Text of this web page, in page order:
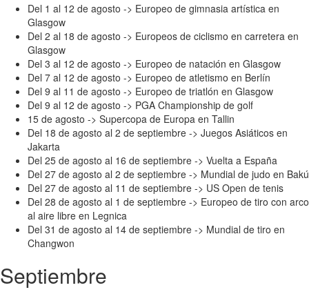
Del 1 al 12 de agosto -> Europeo de gimnasia artística en
Glasgow
Del 2 al 18 de agosto -> Europeos de ciclismo en carretera en
Glasgow
Del 3 al 12 de agosto -> Europeo de natación en Glasgow
Del 7 al 12 de agosto -> Europeo de atletismo en Berlín
Del 9 al 11 de agosto -> Europeo de triatlón en Glasgow
Del 9 al 12 de agosto -> PGA Championship de golf
15 de agosto -> Supercopa de Europa en Tallin
Del 18 de agosto al 2 de septiembre -> Juegos Asiáticos en
Jakarta
Del 25 de agosto al 16 de septiembre -> Vuelta a España
Del 27 de agosto al 2 de septiembre -> Mundial de judo en Bakú
Del 27 de agosto al 11 de septiembre -> US Open de tenis
Del 28 de agosto al 1 de septiembre -> Europeo de tiro con arco
al aire libre en Legnica
Del 31 de agosto al 14 de septiembre -> Mundial de tiro en
Changwon
Septiembre